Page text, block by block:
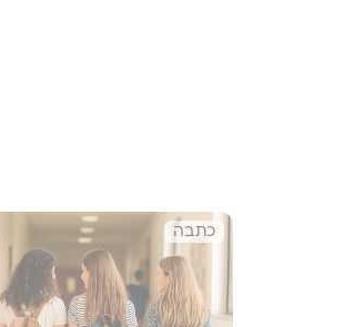
כתבה